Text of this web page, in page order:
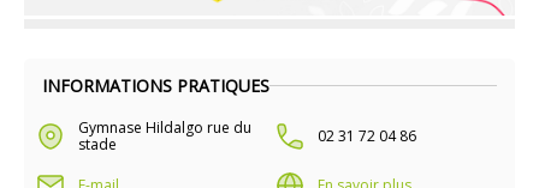
INFORMATIONS PRATIQUES
Gymnase Hildalgo rue du
stade
02 31 72 04 86